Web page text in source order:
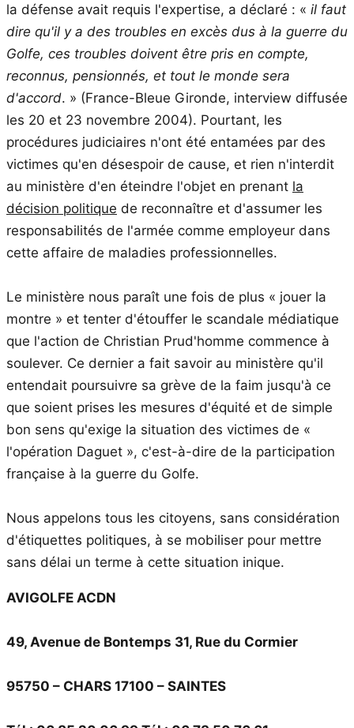
la défense avait requis l'expertise, a déclaré : « il faut
dire qu'il y a des troubles en excès dus à la guerre du
Golfe, ces troubles doivent être pris en compte,
reconnus, pensionnés, et tout le monde sera
d'accord. » (France-Bleue Gironde, interview diffusée
les 20 et 23 novembre 2004). Pourtant, les
procédures judiciaires n'ont été entamées par des
victimes qu'en désespoir de cause, et rien n'interdit
au ministère d'en éteindre l'objet en prenant la
décision politique de reconnaître et d'assumer les
responsabilités de l'armée comme employeur dans
cette affaire de maladies professionnelles.
Le ministère nous paraît une fois de plus « jouer la
montre » et tenter d'étouffer le scandale médiatique
que l'action de Christian Prud'homme commence à
soulever. Ce dernier a fait savoir au ministère qu'il
entendait poursuivre sa grève de la faim jusqu'à ce
que soient prises les mesures d'équité et de simple
bon sens qu'exige la situation des victimes de «
l'opération Daguet », c'est-à-dire de la participation
française à la guerre du Golfe.
Nous appelons tous les citoyens, sans considération
d'étiquettes politiques, à se mobiliser pour mettre
sans délai un terme à cette situation inique.
AVIGOLFE ACDN
49, Avenue de Bontemps 31, Rue du Cormier
95750 – CHARS 17100 – SAINTES